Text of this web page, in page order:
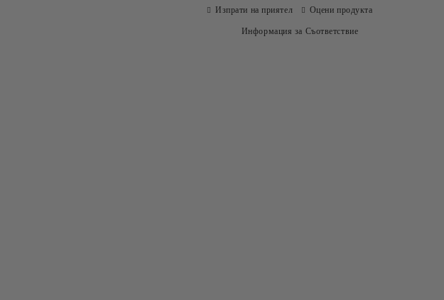
Изпрати на приятел Оцени продукта
Информация за Съответствие